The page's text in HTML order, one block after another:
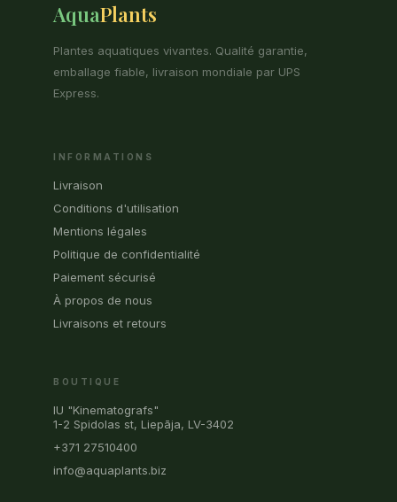
AquaPlants
Plantes aquatiques vivantes. Qualité garantie,
emballage fiable, livraison mondiale par UPS
Express.
INFORMATIONS
Livraison
Conditions d'utilisation
Mentions légales
Politique de confidentialité
Paiement sécurisé
À propos de nous
Livraisons et retours
BOUTIQUE
IU "Kinematografs"
1-2 Spidolas st, Liepāja, LV-3402
+371 27510400
info@aquaplants.biz